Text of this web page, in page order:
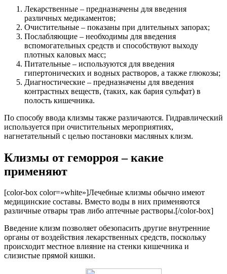
Лекарственные – предназначены для введения
различных медикаментов;
Очистительные – показаны при длительных запорах;
Послабляющие – необходимы для введения
вспомогательных средств и способствуют выходу
плотных каловых масс;
Питательные – используются для введения
гипертонических и водных растворов, а также глюкозы;
Диагностические – предназначены для введения
контрастных веществ, (таких, как бария сульфат) в
полость кишечника.
По способу ввода клизмы также различаются. Гидравлический
используется при очистительных мероприятиях,
нагнетательный с целью постановки масляных клизм.
Клизмы от геморроя – какие
применяют
[color-box color=»white»]Лечебные клизмы обычно имеют
медицинские составы. Вместо воды в них применяются
различные отвары трав либо аптечные растворы.[/color-box]
Введение клизм позволяет обезопасить другие внутренние
органы от воздействия лекарственных средств, поскольку
происходит местное влияние на стенки кишечника и
слизистые прямой кишки.